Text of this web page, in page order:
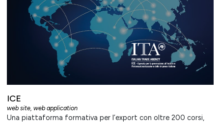
ICE
web site, web application
Una piattaforma formativa per l’export con oltre 200 corsi,